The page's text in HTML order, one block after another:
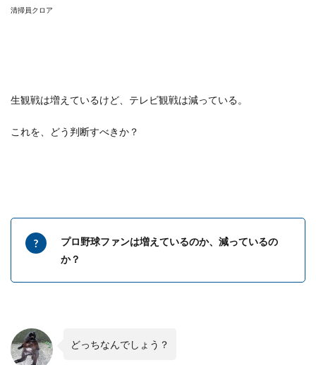
清掃員クロア
生観戦は増えているけど、テレビ観戦は減っている。
これを、どう判断すべきか？
プロ野球ファンは増えているのか、減っているの
か？
どっちなんでしょう？